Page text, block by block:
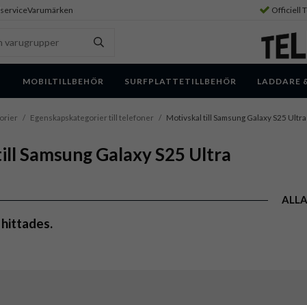
Varumärken Officiell
MOBILTILLBEHÖR SURFPLATTETILLBEHÖR LADDARE
/ Egenskapskategorier till telefoner / Motivskal till Samsung Galaxy S25 Ultra
Samsung Galaxy S25 Ultra